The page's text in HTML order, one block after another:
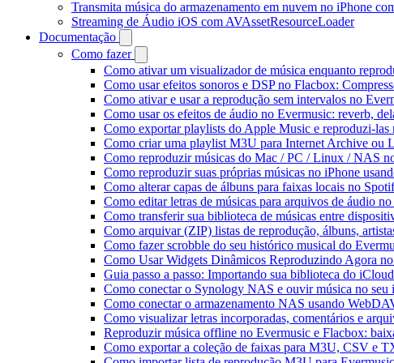
Transmita música do armazenamento em nuvem no iPhone
Streaming de Áudio iOS com AVAssetResourceLoader
Documentação
Como fazer
Como ativar um visualizador de música enquanto
Como usar efeitos sonoros e DSP no Flacbox:
Como ativar e usar a reprodução sem intervalos no
Como usar os efeitos de áudio no Evermusic: reverb,
Como exportar playlists do Apple Music e reproduzi-
Como criar uma playlist M3U para Internet Archive ou
Como reproduzir músicas do Mac / PC / Linux / NAS
Como reproduzir suas próprias músicas no iPhone
Como alterar capas de álbuns para faixas locais no
Como editar letras de músicas para arquivos de áudio
Como transferir sua biblioteca de músicas entre
Como arquivar (ZIP) listas de reprodução, álbuns,
Como fazer scrobble do seu histórico musical do
Como Usar Widgets Dinâmicos Reproduzindo Agora
Guia passo a passo: Importando sua biblioteca do
Como conectar o Synology NAS e ouvir música no seu
Como conectar o armazenamento NAS usando
Como visualizar letras incorporadas, comentários e
Reproduzir música offline no Evermusic e Flacbox:
Como exportar a coleção de faixas para M3U, CSV e